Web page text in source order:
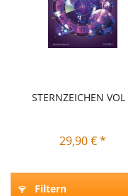
STERNZEICHEN VOL
29,90 € *
Filtern